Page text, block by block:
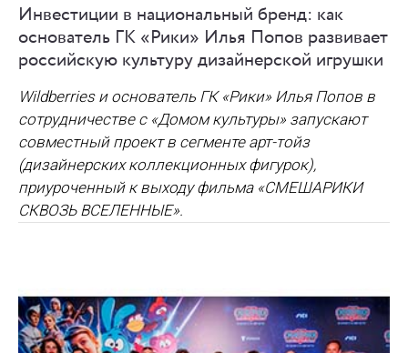
Инвестиции в национальный бренд: как
основатель ГК «Рики» Илья Попов развивает
российскую культуру дизайнерской игрушки
Wildberries и основатель ГК «Рики» Илья Попов в
сотрудничестве с «Домом культуры» запускают
совместный проект в сегменте арт-тойз
(дизайнерских коллекционных фигурок),
приуроченный к выходу фильма «СМЕШАРИКИ
СКВОЗЬ ВСЕЛЕННЫЕ».